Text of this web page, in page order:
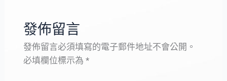
發佈留言
發佈留言必須填寫的電子郵件地址不會公開。
必填欄位標示為 *